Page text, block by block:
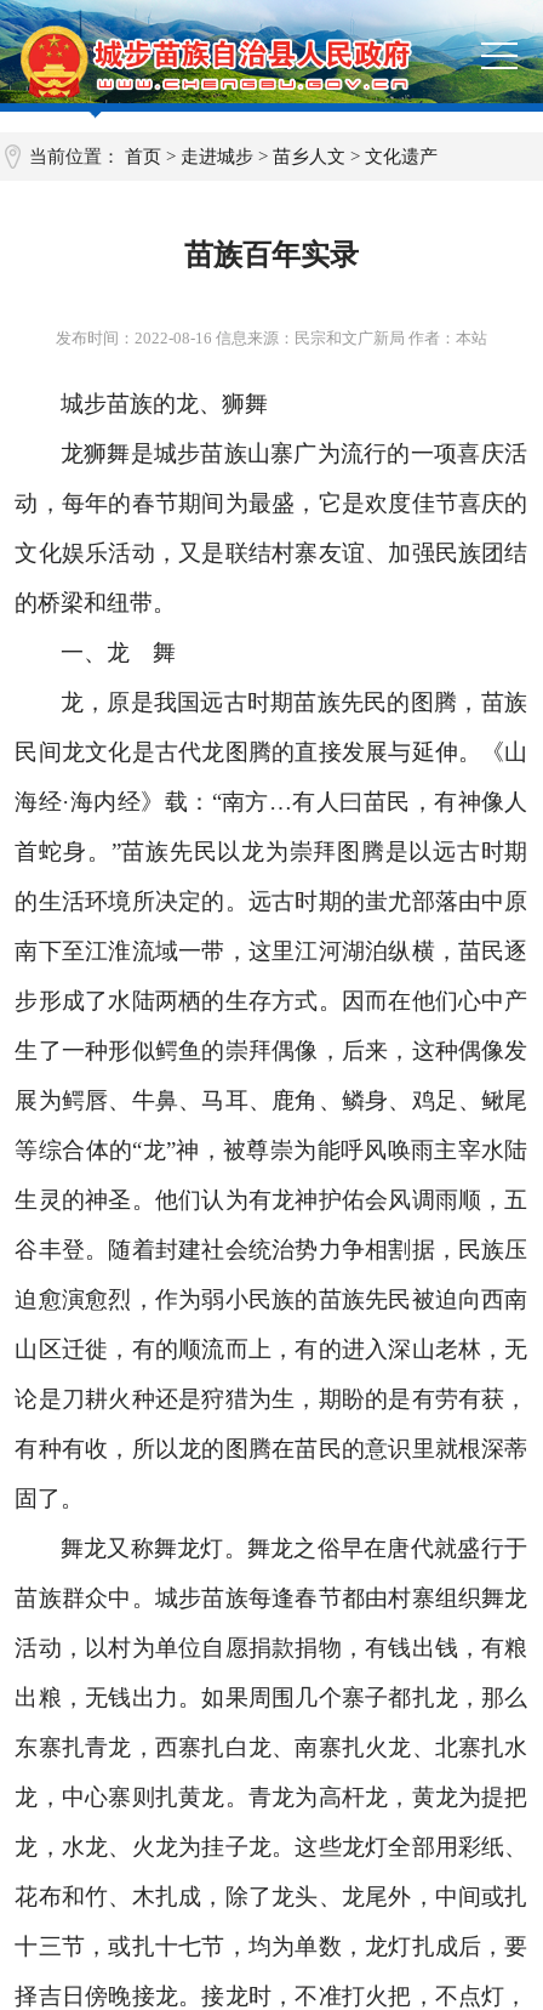
当前位置：首页 > 走进城步 >苗乡人文 >文化遗产
苗族百年实录
发布时间： 2022-08-16 信息来源：民宗和文广新局 作者：本站
城步苗族的龙、狮舞
龙狮舞是城步苗族山寨广为流行的一项喜庆活
动，每年的春节期间为最盛，它是欢度佳节喜庆的
文化娱乐活动，又是联结村寨友谊、加强民族团结
的桥梁和纽带。
一、龙 舞
龙，原是我国远古时期苗族先民的图腾，苗族
民间龙文化是古代龙图腾的直接发展与延伸。《山
海经·海内经》载：“南方…有人曰苗民，有神像人
首蛇身。”苗族先民以龙为崇拜图腾是以远古时期
的生活环境所决定的。远古时期的蚩尤部落由中原
南下至江淮流域一带，这里江河湖泊纵横，苗民逐
步形成了水陆两栖的生存方式。因而在他们心中产
生了一种形似鳄鱼的崇拜偶像，后来，这种偶像发
展为鳄唇、牛鼻、马耳、鹿角、鳞身、鸡足、鳅尾
等综合体的“龙”神，被尊崇为能呼风唤雨主宰水陆
生灵的神圣。他们认为有龙神护佑会风调雨顺，五
谷丰登。随着封建社会统治势力争相割据，民族压
迫愈演愈烈，作为弱小民族的苗族先民被迫向西南
山区迁徙，有的顺流而上，有的进入深山老林，无
论是刀耕火种还是狩猎为生，期盼的是有劳有获，
有种有收，所以龙的图腾在苗民的意识里就根深蒂
固了。
舞龙又称舞龙灯。舞龙之俗早在唐代就盛行于
苗族群众中。城步苗族每逢春节都由村寨组织舞龙
活动，以村为单位自愿捐款捐物，有钱出钱，有粮
出粮，无钱出力。如果周围几个寨子都扎龙，那么
东寨扎青龙，西寨扎白龙、南寨扎火龙、北寨扎水
龙，中心寨则扎黄龙。青龙为高杆龙，黄龙为提把
龙，水龙、火龙为挂子龙。这些龙灯全部用彩纸、
花布和竹、木扎成，除了龙头、龙尾外，中间或扎
十三节，或扎十七节，均为单数，龙灯扎成后，要
择吉日傍晚接龙。接龙时，不准打火把，不点灯，